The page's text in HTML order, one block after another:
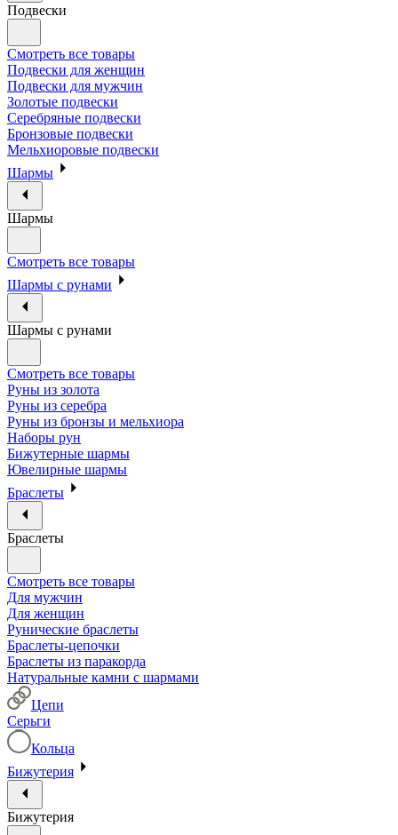
Подвески
Смотреть все товары
Подвески для женщин
Подвески для мужчин
Золотые подвески
Серебряные подвески
Бронзовые подвески
Мельхиоровые подвески
Шармы
Шармы
Смотреть все товары
Шармы с рунами
Шармы с рунами
Смотреть все товары
Руны из золота
Руны из серебра
Руны из бронзы и мельхиора
Наборы рун
Бижутерные шармы
Ювелирные шармы
Браслеты
Браслеты
Смотреть все товары
Для мужчин
Для женщин
Рунические браслеты
Браслеты-цепочки
Браслеты из паракорда
Натуральные камни с шармами
Цепи
Серьги
Кольца
Бижутерия
Бижутерия